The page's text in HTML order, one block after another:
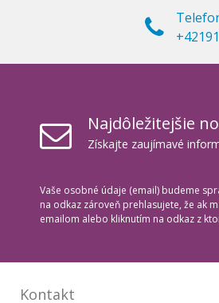
Najdôležitejšie
Získajte zaujímavé
Vaše osobné údaje (email) budeme
na odkaz zároveň prehlasujete, že ak
emailom alebo kliknutím na odkaz z
Kontakt